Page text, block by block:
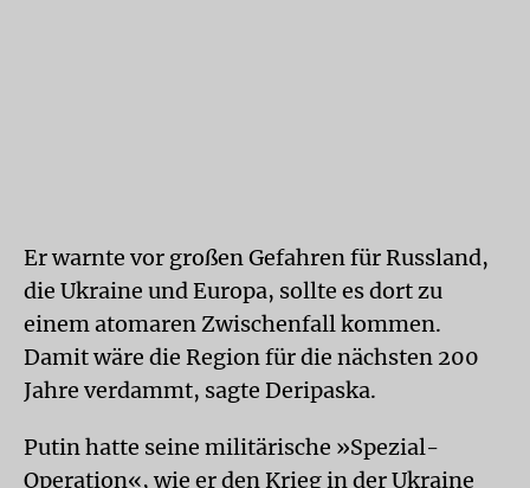
Er warnte vor großen Gefahren für Russland,
die Ukraine und Europa, sollte es dort zu
einem atomaren Zwischenfall kommen.
Damit wäre die Region für die nächsten 200
Jahre verdammt, sagte Deripaska.
Putin hatte seine militärische »Spezial-
Operation«, wie er den Krieg in der Ukraine